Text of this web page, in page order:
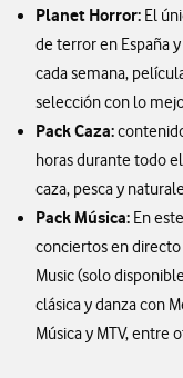
Planet Horror: El
de terror en España
cada semana,
selección con lo
Pack Caza:
horas durante todo
caza, pesca y
Pack Música: En
conciertos en directo
Music (solo
clásica y danza con
Música y MTV, entre